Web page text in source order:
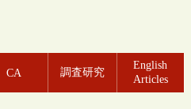
CA 調査研究
English
Articles